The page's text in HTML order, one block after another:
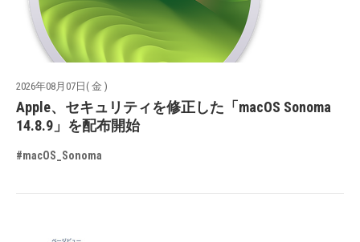
2026年08月07日( 金 )
Apple、セキュリティを修正した「macOS Sonoma
14.8.9」を配布開始
#macOS_Sonoma